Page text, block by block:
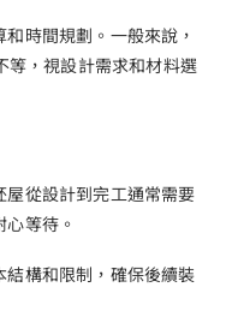
時間規劃。一般來說，
等，視設計需求和材料選
從設計到完工通常需要
等待。
構和限制，確保後續裝